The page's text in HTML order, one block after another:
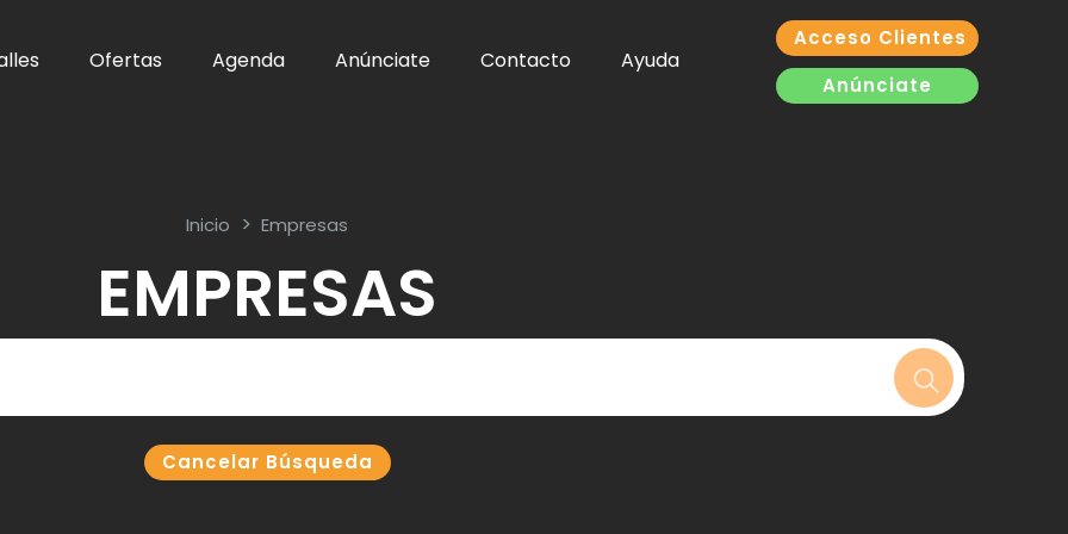
Ofertas Agenda Anúnciate Contacto Ayuda
Acceso Clientes
Anúnciate
Inicio Empresas
EMPRESAS
Cancelar Búsqueda